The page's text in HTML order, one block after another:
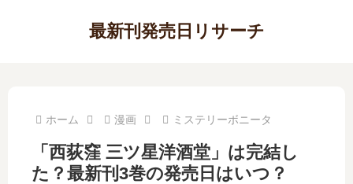
最新刊発売日リサーチ
ホーム 漫画 ミステリーボニータ
「西荻窪 三ツ星洋酒堂」は完結し
た？最新刊3巻の発売日はいつ？